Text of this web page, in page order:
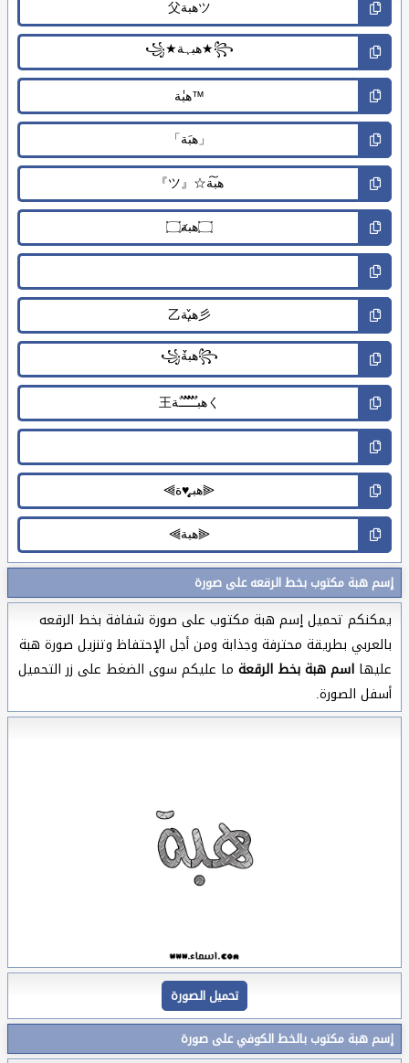
إسم هبة مكتوب بخط الرقعه على صورة
يمكنكم تحميل إسم هبة مكتوب على صورة شفافة بخط الرقعه
بالعربي بطريقة محترفة وجذابة ومن أجل الإحتفاظ وتنزيل صورة هبة
عليها اسم هبة بخط الرقعة ما عليكم سوى الضغط على زر التحميل
أسفل الصورة.
تحميل الصورة
إسم هبة مكتوب بالخط الكوفي على صورة